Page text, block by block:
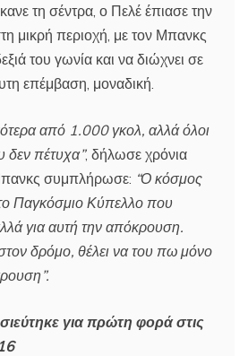
τη σέντρα, ο Πελέ έπιασε την
μικρή περιοχή, με τον Μπανκς
του γωνία και να διώχνει σε
επέμβαση, μοναδική.
από 1.000 γκολ, αλλά όλοι
δεν πέτυχα”, δήλωσε χρόνια
συμπλήρωσε: “Ο κόσμος
Παγκόσμιο Κύπελλο που
για αυτή την απόκρουση.
δρόμο, θέλει να του πω μόνο
για πρώτη φορά στις